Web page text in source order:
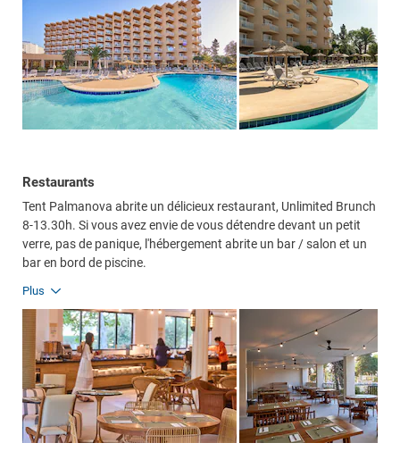
Restaurants
Tent Palmanova abrite un délicieux restaurant, Unlimited Brunch
8-13.30h. Si vous avez envie de vous détendre devant un petit
verre, pas de panique, l'hébergement abrite un bar / salon et un
bar en bord de piscine.
Plus